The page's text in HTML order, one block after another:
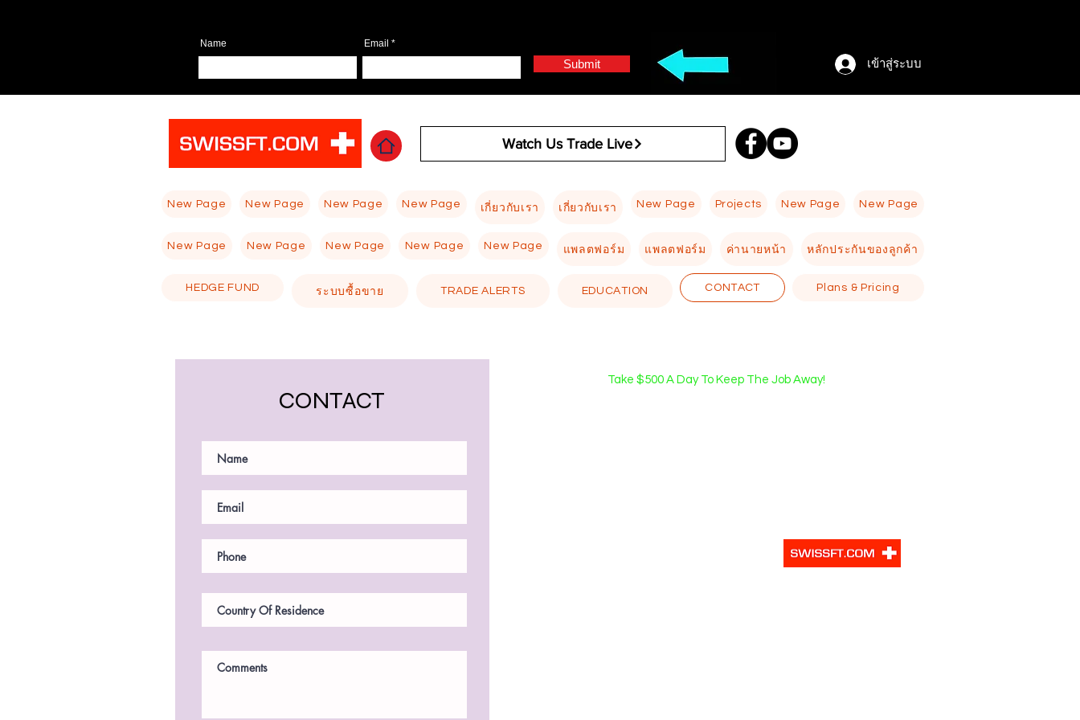
Name Email
Submit เข้าสู่ระบบ
Watch Us Trade Live
New Page New Page New Page New Page เกี่ยวกับเรา เกี่ยวกับเรา New Page Projects New Page New Page
New Page New Page New Page New Page New Page แพลตฟอร์ม แพลตฟอร์ม ค่านายหน้า หลักประกันของลูกค้า
HEDGE FUND ระบบซื้อขาย TRADE ALERTS EDUCATION CONTACT Plans & Pricing
CONTACT
Take $500 A Day To Keep The Job Away!